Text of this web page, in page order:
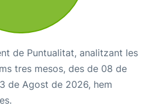
de Puntualitat, analitzant les
tres mesos, des de 08 de
de Agost de 2026, hem